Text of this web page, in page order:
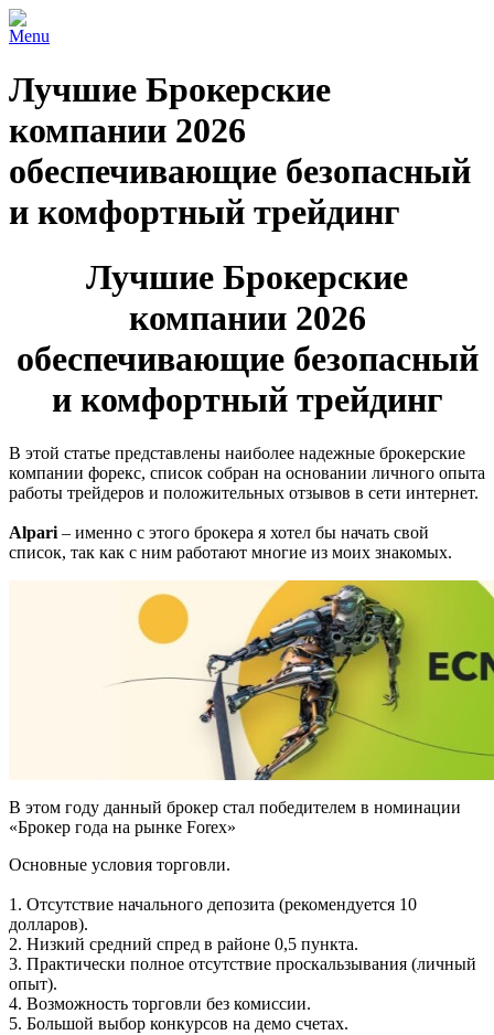
Menu
Лучшие Брокерские
компании 2026
обеспечивающие безопасный
и комфортный трейдинг
Лучшие Брокерские
компании 2026
обеспечивающие безопасный
и комфортный трейдинг
В этой статье представлены наиболее надежные брокерские
компании форекс, список собран на основании личного опыта
работы трейдеров и положительных отзывов в сети интернет.
Alpari – именно с этого брокера я хотел бы начать свой
список, так как с ним работают многие из моих знакомых.
В этом году данный брокер стал победителем в номинации
«Брокер года на рынке Forex»
Основные условия торговли.
1. Отсутствие начального депозита (рекомендуется 10
долларов).
2. Низкий средний спред в районе 0,5 пункта.
3. Практически полное отсутствие проскальзывания (личный
опыт).
4. Возможность торговли без комиссии.
5. Большой выбор конкурсов на демо счетах.